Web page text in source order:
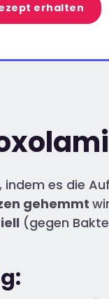
erhalten
es die
gehemmt
(gegen